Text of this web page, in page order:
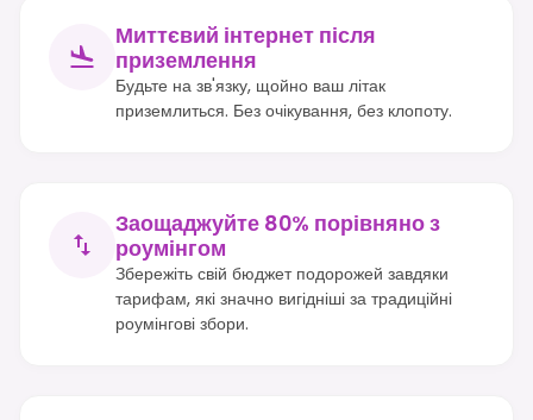
Миттєвий інтернет після
приземлення
Будьте на зв'язку, щойно ваш літак
приземлиться. Без очікування, без клопоту.
Заощаджуйте 80% порівняно з
роумінгом
Збережіть свій бюджет подорожей завдяки
тарифам, які значно вигідніші за традиційні
роумінгові збори.